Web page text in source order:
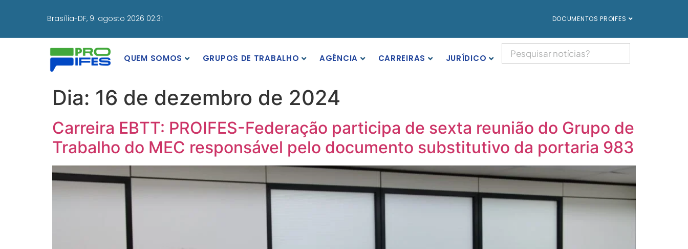
Brasília-DF, 9. agosto 2026 02:31 DOCUMENTOS PROIFES
QUEM SOMOS GRUPOS DE TRABALHO AGÊNCIA CARREIRAS JURÍDICO
Dia: 16 de dezembro de 2024
Carreira EBTT: PROIFES-Federação participa de sexta reunião do Grupo de
Trabalho do MEC responsável pelo documento substitutivo da portaria 983